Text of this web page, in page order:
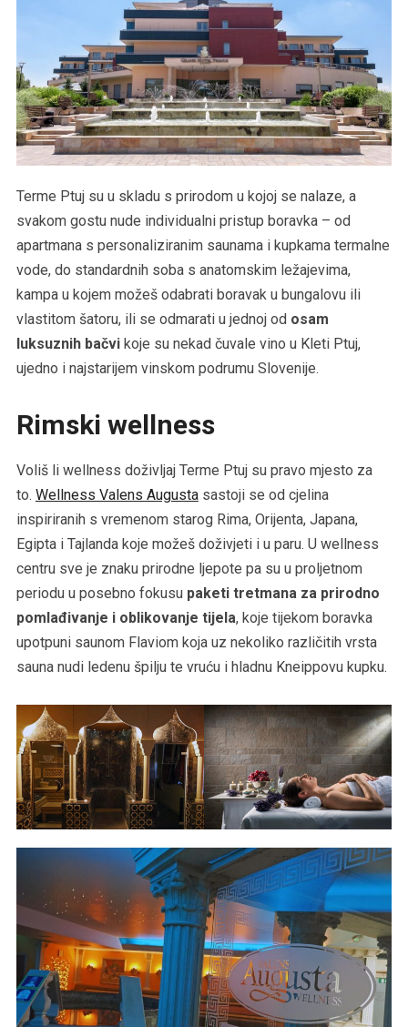
Terme Ptuj su u skladu s prirodom u kojoj se nalaze, a
svakom gostu nude individualni pristup boravka – od
apartmana s personaliziranim saunama i kupkama termalne
vode, do standardnih soba s anatomskim ležajevima,
kampa u kojem možeš odabrati boravak u bungalovu ili
vlastitom šatoru, ili se odmarati u jednoj od osam
luksuznih bačvikoje su nekad čuvale vino u Kleti Ptuj,
ujedno i najstarijem vinskom podrumu Slovenije.
Rimski wellness
Voliš li wellness doživljaj Terme Ptuj su pravo mjesto za
to. Wellness Valens Augustasastoji se od cjelina
inspiriranih s vremenom starog Rima, Orijenta, Japana,
Egipta i Tajlanda koje možeš doživjeti i u paru. U wellness
centru sve je znaku prirodne ljepote pa su u proljetnom
periodu u posebno fokusu paketi tretmana za prirodno
pomlađivanje i oblikovanje tijela, koje tijekom boravka
upotpuni saunom Flaviom koja uz nekoliko različitih vrsta
sauna nudi ledenu špilju te vruću i hladnu Kneippovu kupku.